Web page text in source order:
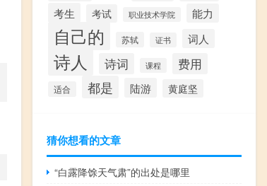
考生 考试 职业技术学院 能力
自己的 苏轼 证书 词人
诗人 诗词 课程 费用
适合 都是 陆游 黄庭坚
猜你想看的文章
“白露降馀天气肃”的出处是哪里